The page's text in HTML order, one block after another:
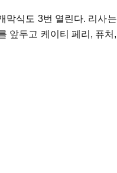
막식도 3번 열린다. 리사는
앞두고 케이티 페리, 퓨처,